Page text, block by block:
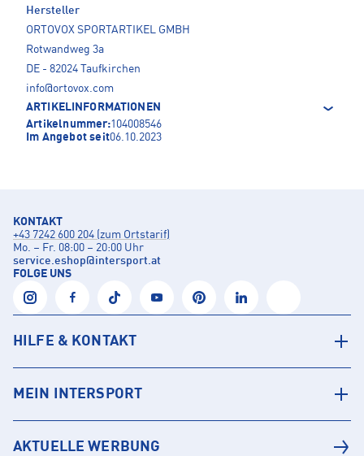
Hersteller
ORTOVOX SPORTARTIKEL GMBH
Rotwandweg 3a
DE - 82024 Taufkirchen
info@ortovox.com
ARTIKELINFORMATIONEN
Artikelnummer:104008546
Im Angebot seit06.10.2023
KONTAKT
+43 7242 600 204 (zum Ortstarif)
Mo. – Fr. 08:00 – 20:00 Uhr
service.eshop@intersport.at
FOLGE UNS
HILFE & KONTAKT
MEIN INTERSPORT
AKTUELLE WERBUNG